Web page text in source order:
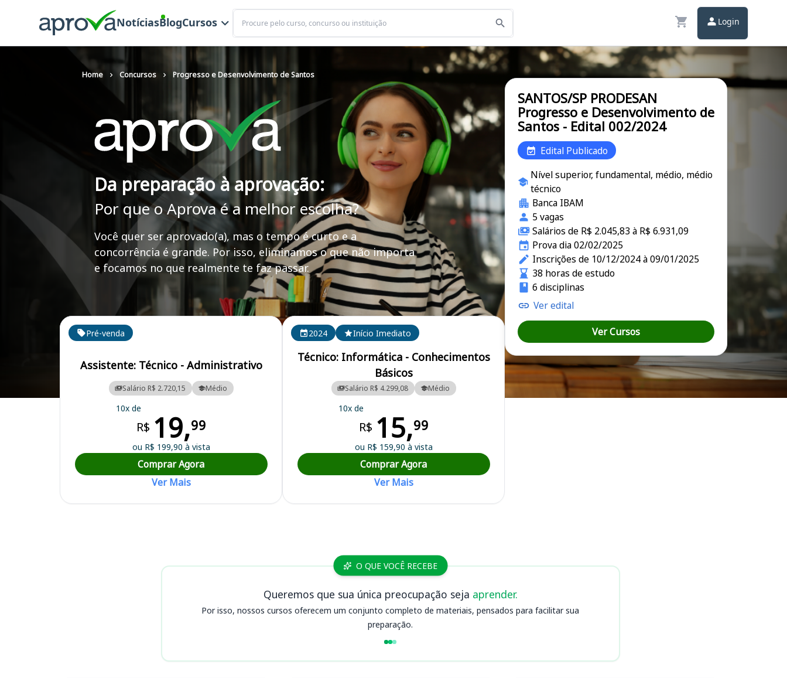
NotíciasBlogCursos
Buscar
Login
Home Concursos Progresso e Desenvolvimento de Santos
Da preparação à aprovação:
Por que o Aprova é a melhor escolha?
Você quer ser aprovado(a), mas o tempo é curto e a
concorrência é grande. Por isso, eliminamos o que não importa
e focamos no que realmente te faz passar.
Curso Preparatório para o Concurso PRODESAN - Progresso e Desenvolvimento de Santos
Cursos em destaque para passar no concurso PRODESAN
Pré-venda
Assistente: Técnico - Administrativo
Salário R$ 2.720,15 Médio
10x de
R$ 19,99
ou R$ 199,90 à vista
Comprar Agora
Ver Mais
2024 Início Imediato
Técnico: Informática - Conhecimentos
Básicos
Salário R$ 4.299,08 Médio
10x de
R$ 15,99
ou R$ 159,90 à vista
Comprar Agora
Ver Mais
SANTOS/SP PRODESAN
Progresso e Desenvolvimento de
Santos - Edital 002/2024
Edital Publicado
Nível superior, fundamental, médio, médio
técnico
Banca IBAM
5 vagas
Salários de R$ 2.045,83 à R$ 6.931,09
Prova dia 02/02/2025
Inscrições de 10/12/2024 à 09/01/2025
38 horas de estudo
6 disciplinas
Ver edital
Ver Cursos
Cursos PRODESAN O QUE VOCÊ RECEBE
Queremos que sua única preocupação seja aprender.
Por isso, nossos cursos oferecem um conjunto completo de materiais, pensados para facilitar sua
preparação.